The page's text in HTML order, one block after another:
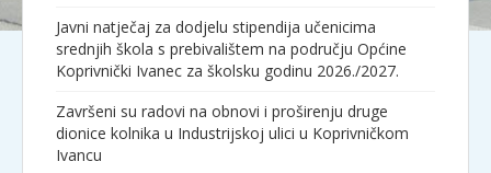
Javni natječaj za dodjelu stipendija učenicima
srednjih škola s prebivalištem na području Općine
Koprivnički Ivanec za školsku godinu 2026./2027.
Završeni su radovi na obnovi i proširenju druge
dionice kolnika u Industrijskoj ulici u Koprivničkom
Ivancu